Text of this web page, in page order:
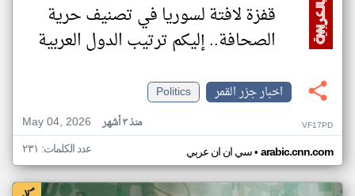
قفزة لافتة لسوريا في تصنيف حرية
الصحافة.. إليكم ترتيب الدول العربية
اخبار جزر القمر
Politics
May 04, 2026
منذ ٣ أشهر VF17PD
سي ان ان عربي• arabic.cnn.com عدد الكلمات: ٢٣١